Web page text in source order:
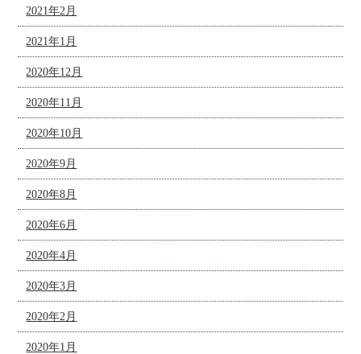
2021年2月
2021年1月
2020年12月
2020年11月
2020年10月
2020年9月
2020年8月
2020年6月
2020年4月
2020年3月
2020年2月
2020年1月